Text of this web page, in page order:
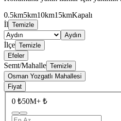
0.5km5km10km15kmKapalı
İl Temizle
Aydın
İlçe Temizle
Efeler
Semt/Mahalle Temizle
Osman Yozgatlı Mahallesi
Fiyat
0 ₺50M+ ₺